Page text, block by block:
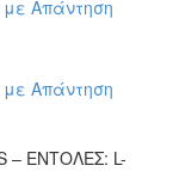
με Απάντηση
με Απάντηση
– ΕΝΤΟΛΕΣ: L-